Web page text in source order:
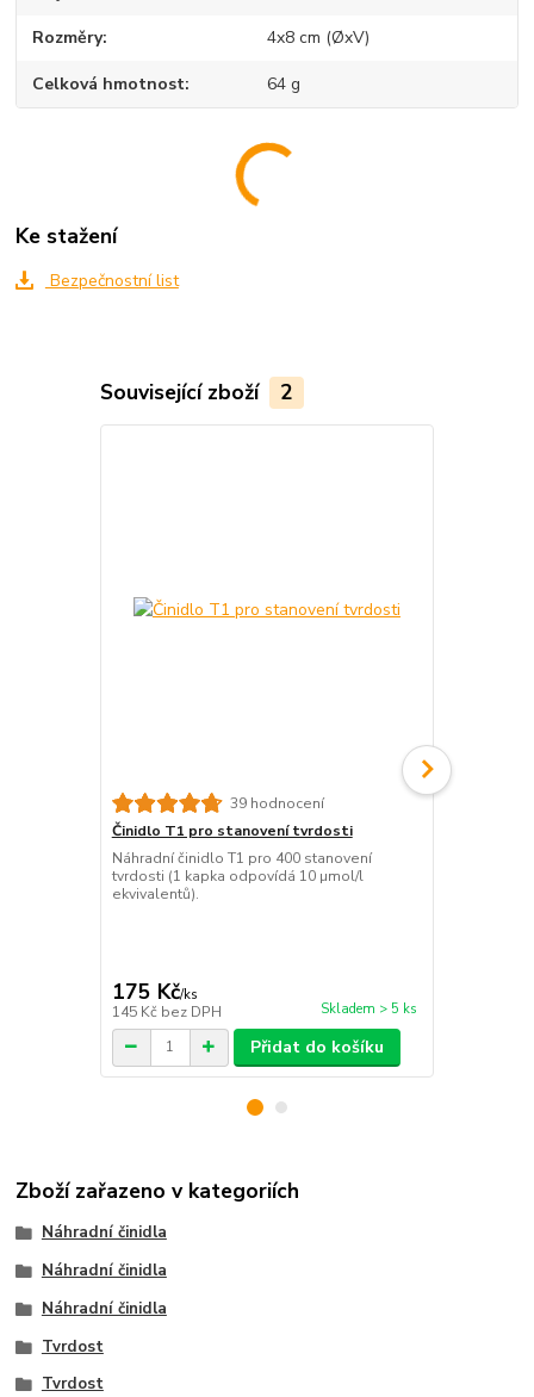
Rozměry 4x8 cm (ØxV)
Celková hmotnost 64 g
Ke stažení
Bezpečnostní list
Související zboží 2
39 hodnocení
Činidlo T1 pro stanovení tvrdosti
Náhradní činidlo T1 pro 400 stanovení
tvrdosti (1 kapka odpovídá 10 µmol/l
ekvivalentů).
175 Kč/ks
145 Kč bez DPH Skladem > 5 ks
Přidat do košíku
Zboží zařazeno v kategoriích
Náhradní činidla
Náhradní činidla
Náhradní činidla
Tvrdost
Tvrdost